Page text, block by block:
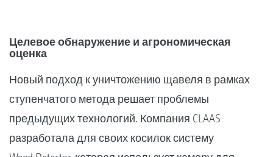
Целевое обнаружение и агрономическая
оценка
Новый подход к уничтожению щавеля в рамках
ступенчатого метода решает проблемы
предыдущих технологий. Компания CLAAS
разработала для своих косилок систему